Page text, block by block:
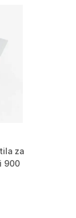
za
900
Recenzije